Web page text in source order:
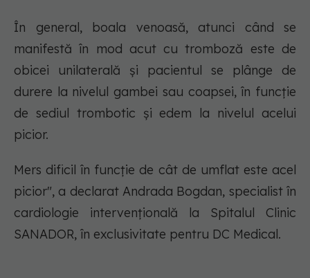
În general, boala venoasă, atunci când se
manifestă în mod acut cu tromboză este de
obicei unilaterală și pacientul se plânge de
durere la nivelul gambei sau coapsei, în funcție
de sediul trombotic și edem la nivelul acelui
picior.
Mers dificil în funcție de cât de umflat este acel
picior", a declarat Andrada Bogdan, specialist în
cardiologie intervențională la Spitalul Clinic
SANADOR, în exclusivitate pentru DC Medical.